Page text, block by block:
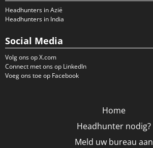
Headhunters in Azië
Headhunters in India
Social Media
Volg ons op X.com
Connect met ons op LinkedIn
Voeg ons toe op Facebook
Home
Headhunter nodig?
Meld uw bureau aan